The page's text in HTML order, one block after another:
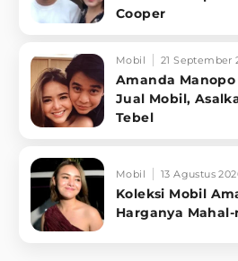
Cooper
Mobil 21 September
Amanda
Jual Mobil,
Tebel
Mobil 13 Agustus
Koleksi Mobil
Harganya